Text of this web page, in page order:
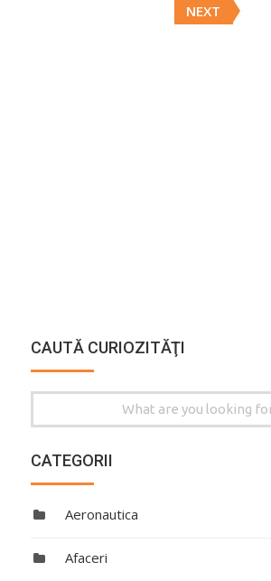
navigation
NEXT
CAUTĂ CURIOZITĂŢI
for:
CATEGORII
Aeronautica
Afaceri